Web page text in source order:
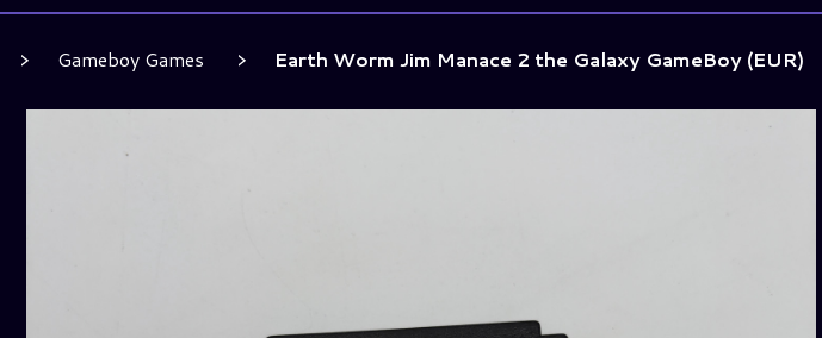
Gameboy Games Earth Worm Jim Manace 2 the Galaxy GameBoy (EUR)